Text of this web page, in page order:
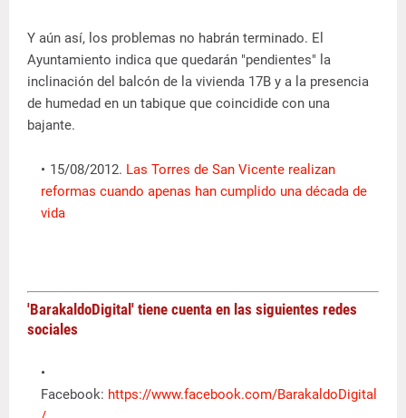
Y aún así, los problemas no habrán terminado. El
Ayuntamiento indica que quedarán "pendientes" la
inclinación del balcón de la vivienda 17B y a la presencia
de humedad en un tabique que coincidide con una
bajante.
15/08/2012. Las Torres de San Vicente realizan
reformas cuando apenas han cumplido una década de
vida
'BarakaldoDigital' tiene cuenta en las siguientes redes
sociales
Facebook: https://www.facebook.com/BarakaldoDigital